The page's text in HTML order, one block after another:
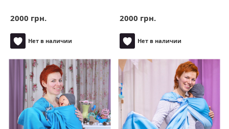
2000 грн.
Нет в наличии
2000 грн.
Нет в наличии